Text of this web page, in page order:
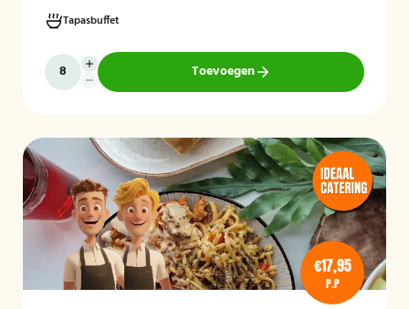
Hieronder ziet u een selectie uit ons aanbod. Het zonnig tapasbuffet
is te bestellen vanaf 10 personen..
Tapasbuffet
Toevoegen
€17,95
P.P